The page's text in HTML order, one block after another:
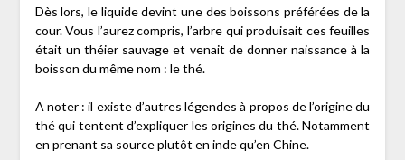
Dès lors, le liquide devint une des boissons préférées de la
cour. Vous l’aurez compris, l’arbre qui produisait ces feuilles
était un théier sauvage et venait de donner naissance à la
boisson du même nom : le thé.
A noter : il existe d’autres légendes à propos de l’origine du
thé qui tentent d’expliquer les origines du thé. Notamment
en prenant sa source plutôt en inde qu’en Chine.